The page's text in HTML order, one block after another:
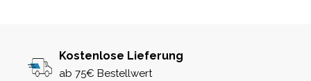
Kostenlose Lieferung
ab 75€ Bestellwert